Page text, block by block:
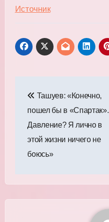
Источник
по
записям
Ташуев: «Конечно,
пошел бы в «Спартак».
Давление? Я лично в
этой жизни ничего не
боюсь»